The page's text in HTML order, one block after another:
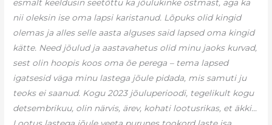
esmalt keeldusin seetõttu ka jõulukinke ostmast, aga ka
nii oleksin ise oma lapsi karistanud. Lõpuks olid kingid
olemas ja alles selle aasta alguses said lapsed oma kingid
kätte. Need jõulud ja aastavahetus olid minu jaoks kurvad,
sest olin hoopis koos oma õe perega – tema lapsed
igatsesid väga minu lastega jõule pidada, mis samuti ju
teoks ei saanud. Kogu 2023 jõuluperioodi, tegelikult kogu
detsembrikuu, olin närvis, ärev, kohati lootusrikas, et äkki…